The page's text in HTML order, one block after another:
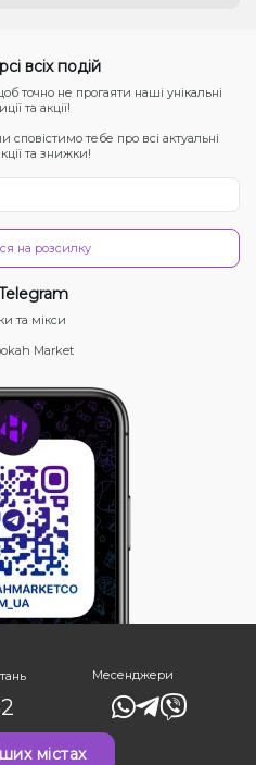
всіх подій
точно не прогаяти наші унікальні
та акції!
тебе про всі актуальні
та знижки!
на розсилку
та мікси
Market
Месенджери
містах